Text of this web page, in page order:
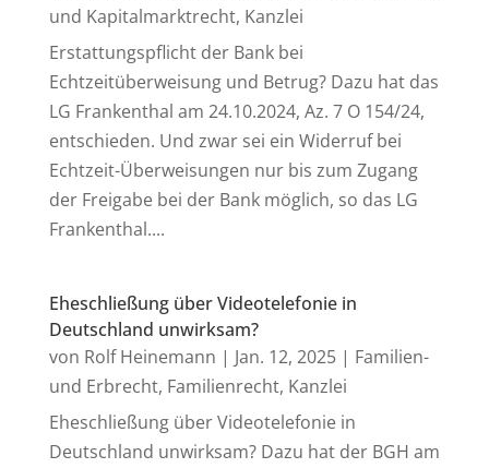
und Kapitalmarktrecht, Kanzlei
Erstattungspflicht der Bank bei
Echtzeitüberweisung und Betrug? Dazu hat das
LG Frankenthal am 24.10.2024, Az. 7 O 154/24,
entschieden. Und zwar sei ein Widerruf bei
Echtzeit-Überweisungen nur bis zum Zugang
der Freigabe bei der Bank möglich, so das LG
Frankenthal....
Eheschließung über Videotelefonie in
Deutschland unwirksam?
von Rolf Heinemann | Jan. 12, 2025| Familien-
und Erbrecht, Familienrecht, Kanzlei
Eheschließung über Videotelefonie in
Deutschland unwirksam? Dazu hat der BGH am